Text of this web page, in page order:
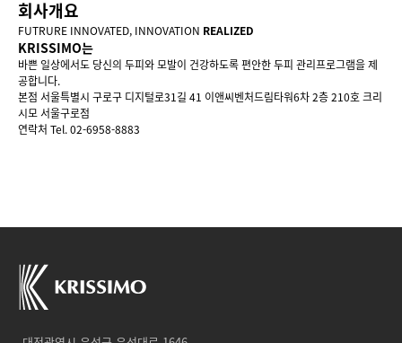
회사개요
FUTRURE INNOVATED, INNOVATION REALIZED
KRISSIMO는
바쁜 일상에서도 당신의 두피와 모발이 건강하도록 편안한 두피 관리프로그램을 제
공합니다.
본점 서울특별시 구로구 디지털로31길 41 이앤씨벤처드림타워6차 2층 210호 크리
시모 서울구로점
연락처 Tel. 02-6958-8883